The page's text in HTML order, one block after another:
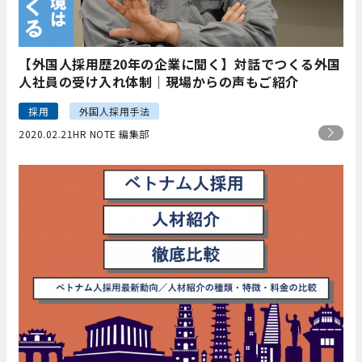
【外国人採用歴20年の企業に聞く】対話でつくる外国
人社員の受け入れ体制｜現場からの声もご紹介
採用
外国人採用手法
2020.02.21HR NOTE 編集部